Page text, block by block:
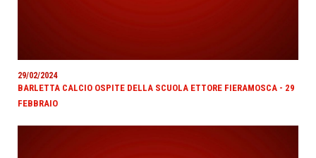
29/02/2024
BARLETTA CALCIO OSPITE DELLA SCUOLA ETTORE FIERAMOSCA - 29
FEBBRAIO